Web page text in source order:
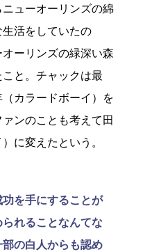
ューオーリンズの綿
活をしていたの
ーリンズの緑深い森
と。チャックは最
カラードボーイ）を
ンのことも考えて田
に変えたという。
功を手にすることが
れることなんてな
の白人からも認め